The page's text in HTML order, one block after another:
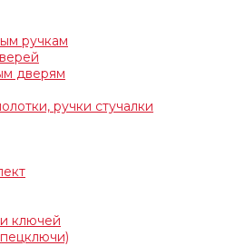
ручкам
дверям
ручки стучалки
ключей